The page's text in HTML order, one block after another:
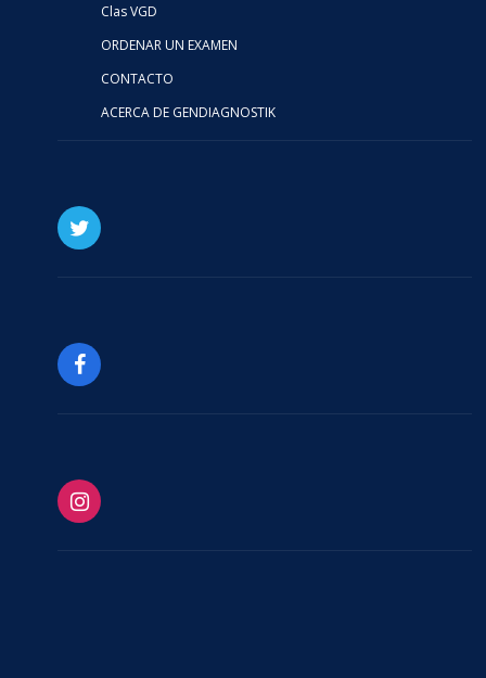
Clas VGD
ORDENAR UN EXAMEN
CONTACTO
ACERCA DE GENDIAGNOSTIK